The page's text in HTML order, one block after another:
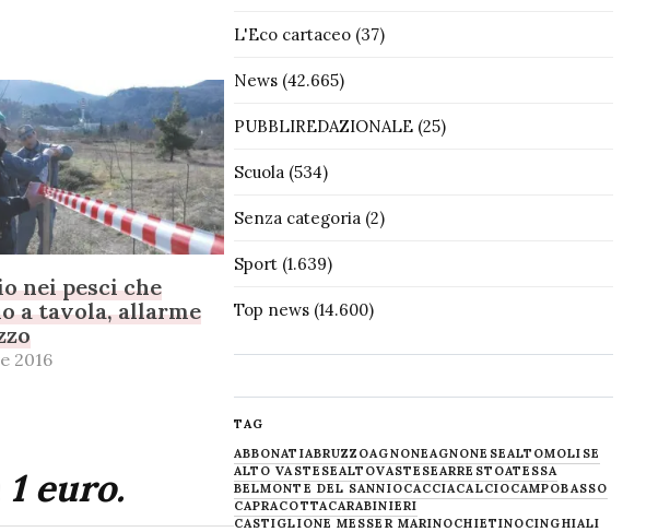
nei pesci che
a tavola, allarme
2016
euro.
L'Eco cartaceo(37)
News(42.665)
PUBBLIREDAZIONALE(25)
Scuola(534)
Senza categoria(2)
Sport(1.639)
Top news(14.600)
TAG
ABBONATIABRUZZOAGNONEAGNONESEALTOMOLISE
ALTO VASTESEALTOVASTESEARRESTOATESSA
BELMONTE DEL SANNIOCACCIACALCIOCAMPOBASSO
CAPRACOTTACARABINIERI
CASTIGLIONE MESSER MARINOCHIETINOCINGHIALI